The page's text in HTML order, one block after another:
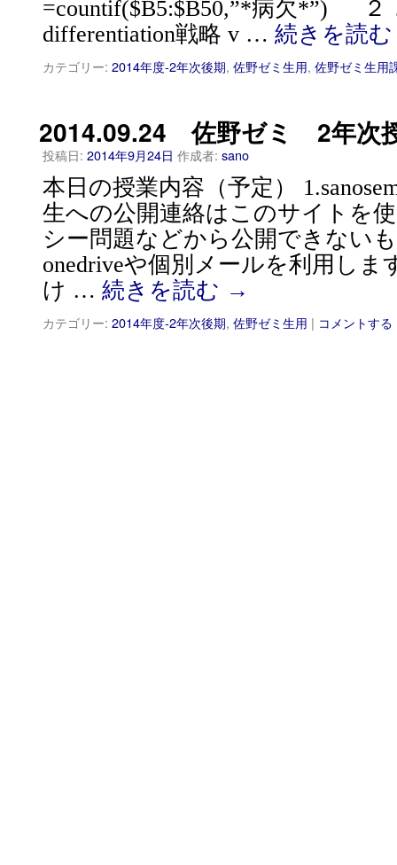
=countif($B5:$B50,”*病欠*”) ２
differentiation戦略 v … 続きを読
カテゴリー: 2014年度-2年次後期, 佐野ゼミ生用, 佐野ゼミ生用
2014.09.24 佐野ゼミ 2年次
投稿日: 2014年9月24日 作成者: sano
本日の授業内容（予定）
生への公開連絡はこのサイトを
シー問題などから公開できない
onedriveや個別メールを利用しま
け … 続きを読む →
カテゴリー: 2014年度-2年次後期, 佐野ゼミ生用 | コメントする